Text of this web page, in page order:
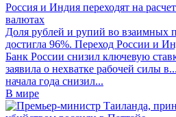
Россия и Индия переходят на
валютах
Доля рублей и рупий во взаимных
достигла 96%. Переход России и
Банк России снизил ключевую
заявила о нехватке рабочей силы в...
начала года снизил...
В мире